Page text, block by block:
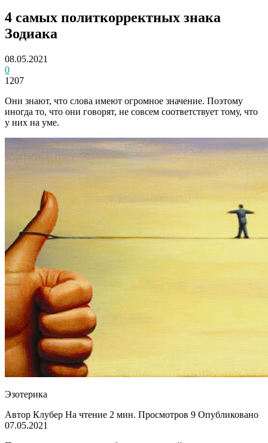
4 самых политкорректных знака
Зодиака
08.05.2021
0
1207
Они знают, что слова имеют огромное значение. Поэтому
иногда то, что они говорят, не совсем соответствует тому, что
у них на уме.
Эзотерика
Автор Клубер На чтение 2 мин. Просмотров 9 Опубликовано
07.05.2021